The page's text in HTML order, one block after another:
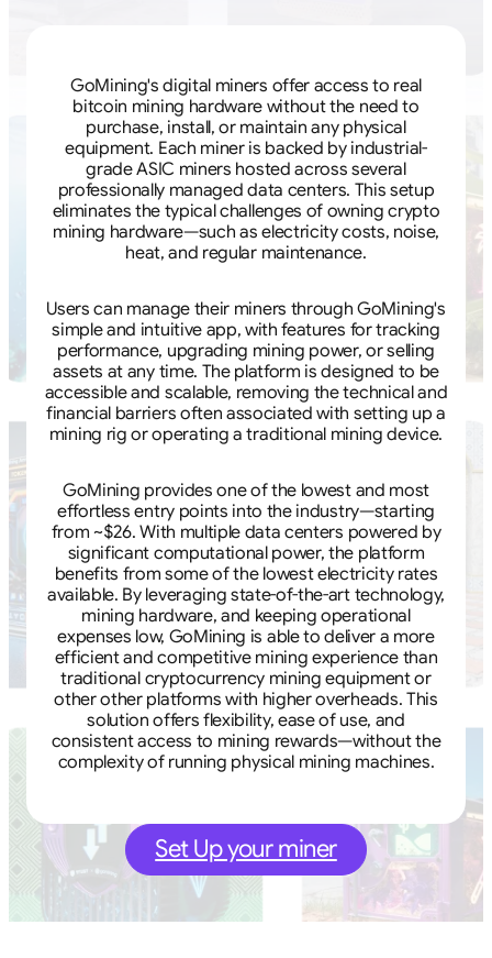
GoMining's digital miners offer access to real
bitcoin mining hardware without the need to
purchase, install, or maintain any physical
equipment. Each miner is backed by industrial-
grade ASIC miners hosted across several
professionally managed data centers. This setup
eliminates the typical challenges of owning crypto
mining hardware—such as electricity costs, noise,
heat, and regular maintenance.
Users can manage their miners through GoMining's
simple and intuitive app, with features for tracking
performance, upgrading mining power, or selling
assets at any time. The platform is designed to be
accessible and scalable, removing the technical and
financial barriers often associated with setting up a
mining rig or operating a traditional mining device.
GoMining provides one of the lowest and most
effortless entry points into the industry—starting
from ~$26. With multiple data centers powered by
significant computational power, the platform
benefits from some of the lowest electricity rates
available. By leveraging state-of-the-art technology,
mining hardware, and keeping operational
expenses low, GoMining is able to deliver a more
efficient and competitive mining experience than
traditional cryptocurrency mining equipment or
other other platforms with higher overheads. This
solution offers flexibility, ease of use, and
consistent access to mining rewards—without the
complexity of running physical mining machines.
Set Up your miner